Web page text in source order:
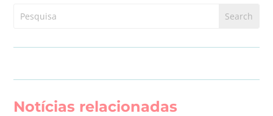
Notícias relacionadas